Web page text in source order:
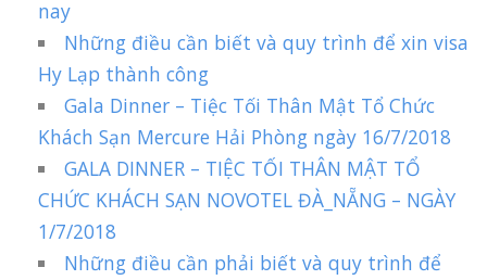
nay
Những điều cần biết và quy trình để xin visa
Hy Lạp thành công
Gala Dinner – Tiệc Tối Thân Mật Tổ Chức
Khách Sạn Mercure Hải Phòng ngày 16/7/2018
GALA DINNER – TIỆC TỐI THÂN MẬT TỔ
CHỨC KHÁCH SẠN NOVOTEL ĐÀ_NẴNG – NGÀY
1/7/2018
Những điều cần phải biết và quy trình để